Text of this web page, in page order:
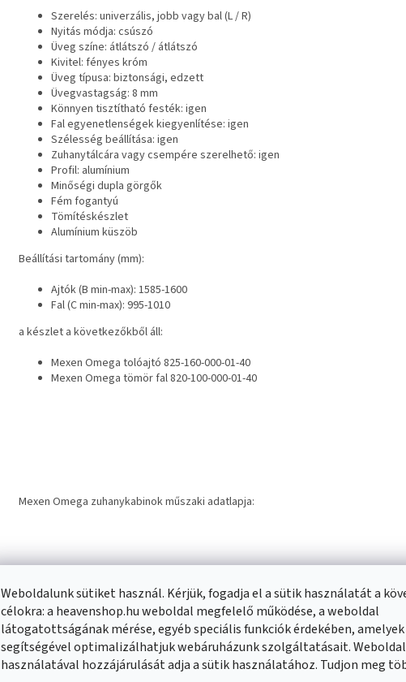
Weboldalunk sütiket használ. Kérjük, fogadja el a sütik használatát a
célokra: a heavenshop.hu weboldal megfelelő működése, a weboldal
látogatottságának mérése, egyéb speciális funkciók érdekében, amelyek
segítségével optimalizálhatjuk webáruházunk szolgáltatásait.
használatával hozzájárulását adja a sütik használatához. Tudjon meg
Szerelés: univerzális, jobb vagy bal (L / R)
Nyitás módja: csúszó
Üveg színe: átlátszó / átlátszó
Kivitel: fényes króm
Üveg típusa: biztonsági, edzett
Üvegvastagság: 8 mm
Könnyen tisztítható festék: igen
Fal egyenetlenségek kiegyenlítése: igen
Szélesség beállítása: igen
Zuhanytálcára vagy csempére szerelhető: igen
Profil: alumínium
Minőségi dupla görgők
Fém fogantyú
Tömítéskészlet
Alumínium küszöb
Beállítási tartomány (mm):
Ajtók (B min-max): 1585-1600
Fal (C min-max): 995-1010
a készlet a következőkből áll:
Mexen Omega tolóajtó 825-160-000-01-40
Mexen Omega tömör fal 820-100-000-01-40
Mexen Omega zuhanykabinok műszaki adatlapja:
Hasonló termékek